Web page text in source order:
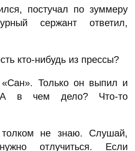
постучал по зуммеру
сержант ответил,
кто-нибудь из прессы?
Только он выпил и
А в чем дело? Что-то
не знаю. Слушай,
отлучиться. Если